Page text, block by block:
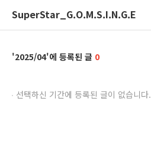
SuperStar_G.O.M.S.I.N.G.E
2025/04 0
선택하신 기간에 등록된 글이 없습니다.